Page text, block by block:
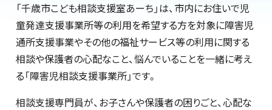
「千歳市こども相談支援室あーち」は、市内にお住いで児
童発達支援事業所等の利用を希望する方を対象に障害児
通所支援事業やその他の福祉サービス等の利用に関する
相談や保護者の心配なこと、悩んでいることを一緒に考え
る「障害児相談支援事業所」です。
相談支援専門員が、お子さんや保護者の困りごと、心配な